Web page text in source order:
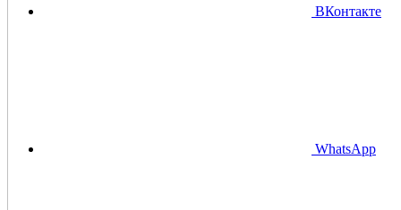
ВКонтакте
WhatsApp